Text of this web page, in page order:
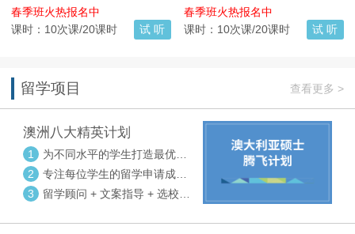
春季班火热报名中
课时：10次课/20课时
试 听
学/生态学
春季班火热报名中
课时：10次课/20课时
试 听
留学项目 查看更多 >
澳洲八大精英计划
1
为不同水平的学生打造最优选
校方案
2
专注每位学生的留学申请成功
率
3
留学顾问 + 文案指导 + 选校申